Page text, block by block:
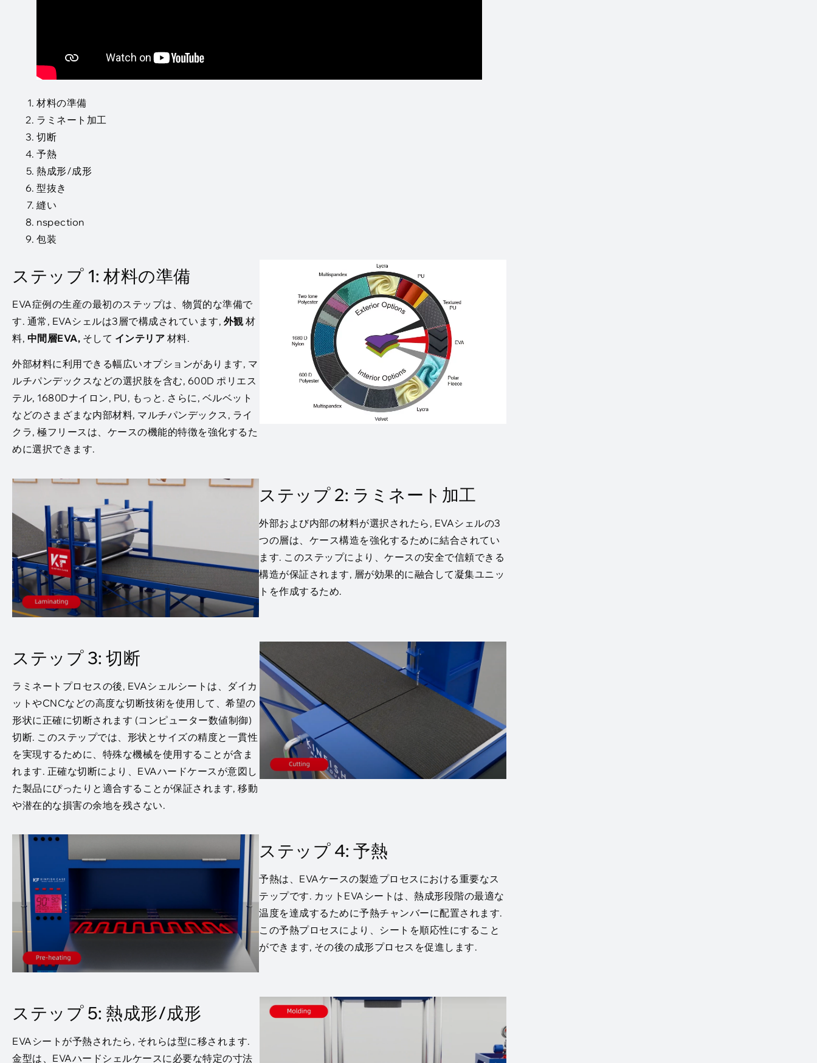
材料の準備
ラミネート加工
切断
予熱
熱成形/成形
型抜き
縫い
nspection
包装
ステップ 1: 材料の準備
EVA症例の生産の最初のステップは、物質的な準備で
す. 通常, EVAシェルは3層で構成されています, 外観材
料, 中間層EVA, そして インテリア 材料.
外部材料に利用できる幅広いオプションがあります, マ
ルチパンデックスなどの選択肢を含む, 600D ポリエス
テル, 1680Dナイロン, PU, もっと. さらに, ベルベット
などのさまざまな内部材料, マルチパンデックス, ライ
クラ, 極フリースは、ケースの機能的特徴を強化するた
めに選択できます.
ステップ 2: ラミネート加工
外部および内部の材料が選択されたら, EVAシェルの3
つの層は、ケース構造を強化するために結合されてい
ます. このステップにより、ケースの安全で信頼できる
構造が保証されます, 層が効果的に融合して凝集ユニッ
トを作成するため.
ステップ 3: 切断
ラミネートプロセスの後, EVAシェルシートは、ダイカ
ットやCNCなどの高度な切断技術を使用して、希望の
形状に正確に切断されます (コンピューター数値制御)
切断. このステップでは、形状とサイズの精度と一貫性
を実現するために、特殊な機械を使用することが含ま
れます. 正確な切断により、EVAハードケースが意図し
た製品にぴったりと適合することが保証されます, 移動
や潜在的な損害の余地を残さない.
ステップ 4: 予熱
予熱は、EVAケースの製造プロセスにおける重要なス
テップです. カットEVAシートは、熱成形段階の最適な
温度を達成するために予熱チャンバーに配置されます.
この予熱プロセスにより、シートを順応性にすること
ができます, その後の成形プロセスを促進します.
ステップ 5: 熱成形/成形
EVAシートが予熱されたら, それらは型に移されます.
金型は、EVAハードシェルケースに必要な特定の寸法